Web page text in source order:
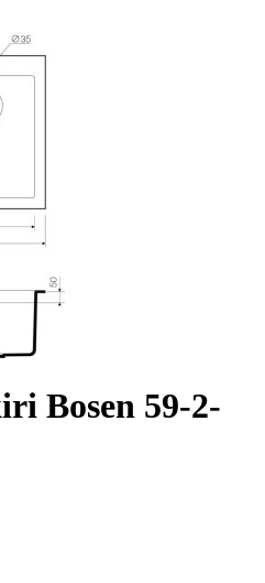
Bosen 59-2-